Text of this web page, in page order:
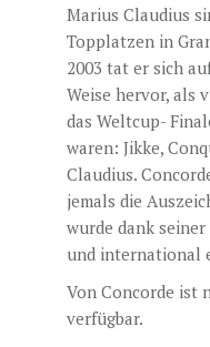
Marius Claudius
Topplatzen in
2003 tat er sich
Weise hervor, als
das Weltcup-
waren: Jikke,
Claudius.
jemals die
wurde dank
und international
Von Concorde ist
verfügbar.